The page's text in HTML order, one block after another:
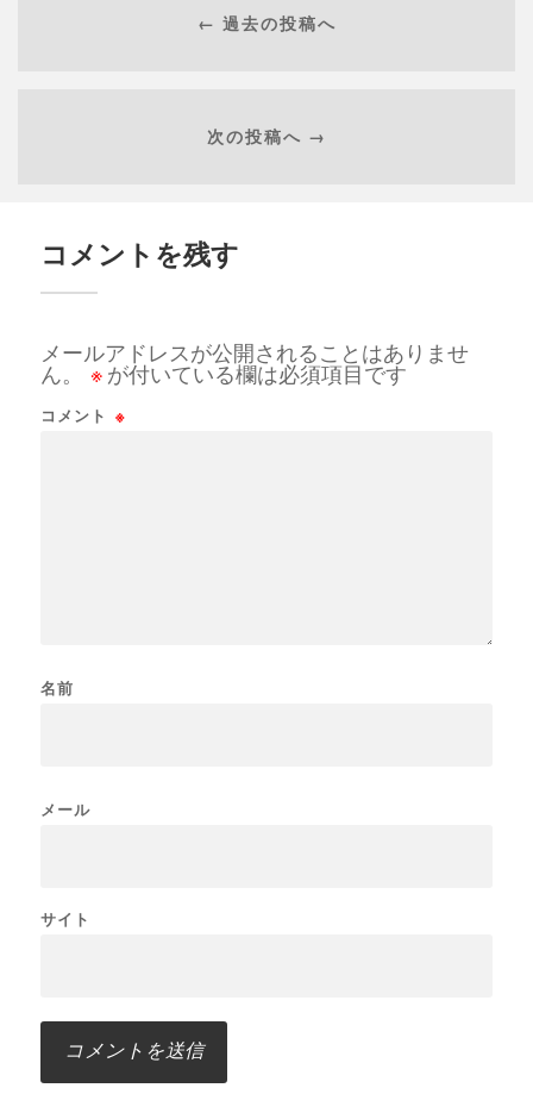
← 過去の投稿へ
次の投稿へ →
コメントを残す
メールアドレスが公開されることはありませ
ん。
※ が付いている欄は必須項目です
コメント ※
名前
メール
サイト